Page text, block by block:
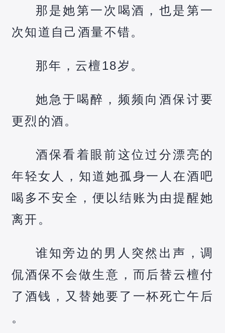
那是她第一次喝酒，也是第一
次知道自己酒量不错。
那年，云檀18岁。
她急于喝醉，频频向酒保讨要
更烈的酒。
酒保看着眼前这位过分漂亮的
年轻女人，知道她孤身一人在酒吧
喝多不安全，便以结账为由提醒她
离开。
谁知旁边的男人突然出声，调
侃酒保不会做生意，而后替云檀付
了酒钱，又替她要了一杯死亡午后
。